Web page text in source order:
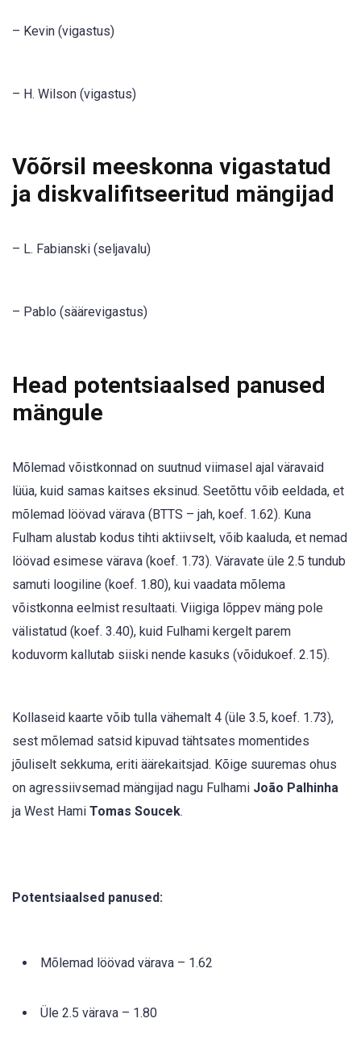
– Kevin (vigastus)
– H. Wilson (vigastus)
Võõrsil meeskonna vigastatud
ja diskvalifitseeritud mängijad
– L. Fabianski (seljavalu)
– Pablo (säärevigastus)
Head potentsiaalsed panused
mängule
Mõlemad võistkonnad on suutnud viimasel ajal väravaid
lüüa, kuid samas kaitses eksinud. Seetõttu võib eeldada, et
mõlemad löövad värava (BTTS – jah, koef. 1.62). Kuna
Fulham alustab kodus tihti aktiivselt, võib kaaluda, et nemad
löövad esimese värava (koef. 1.73). Väravate üle 2.5 tundub
samuti loogiline (koef. 1.80), kui vaadata mõlema
võistkonna eelmist resultaati. Viigiga lõppev mäng pole
välistatud (koef. 3.40), kuid Fulhami kergelt parem
koduvorm kallutab siiski nende kasuks (võidukoef. 2.15).
Kollaseid kaarte võib tulla vähemalt 4 (üle 3.5, koef. 1.73),
sest mõlemad satsid kipuvad tähtsates momentides
jõuliselt sekkuma, eriti äärekaitsjad. Kõige suuremas ohus
on agressiivsemad mängijad nagu Fulhami João Palhinha
ja West Hami Tomas Soucek.
Potentsiaalsed panused:
Mõlemad löövad värava – 1.62
Üle 2.5 värava – 1.80